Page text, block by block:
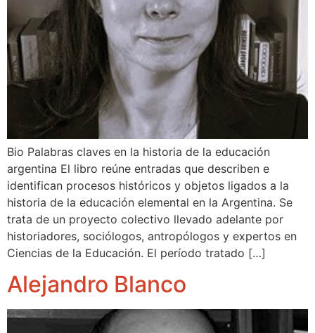
Bio Palabras claves en la historia de la educación
argentina El libro reúne entradas que describen e
identifican procesos históricos y objetos ligados a la
historia de la educación elemental en la Argentina. Se
trata de un proyecto colectivo llevado adelante por
historiadores, sociólogos, antropólogos y expertos en
Ciencias de la Educación. El período tratado […]
Alejandro Blanco